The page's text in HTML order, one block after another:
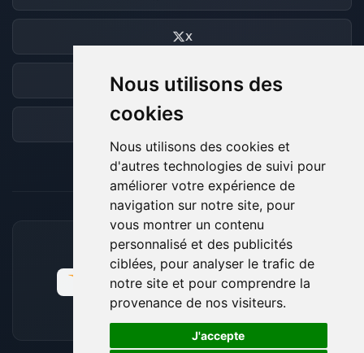
Nous utilisons des
cookies
Nous utilisons des cookies et
d'autres technologies de suivi pour
améliorer votre expérience de
navigation sur notre site, pour
vous montrer un contenu
personnalisé et des publicités
ciblées, pour analyser le trafic de
notre site et pour comprendre la
provenance de nos visiteurs.
J'accepte
X
Discord
Forum
MOYENS DE PAIEMENT ACCEPTÉS
🍪